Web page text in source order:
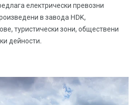
електрически превозни
в завода HDK,
туристически зони, обществени
дейности.